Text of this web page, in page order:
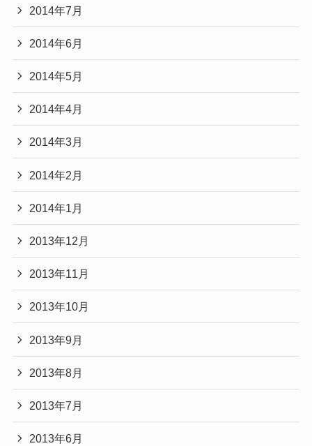
2014年7月
2014年6月
2014年5月
2014年4月
2014年3月
2014年2月
2014年1月
2013年12月
2013年11月
2013年10月
2013年9月
2013年8月
2013年7月
2013年6月